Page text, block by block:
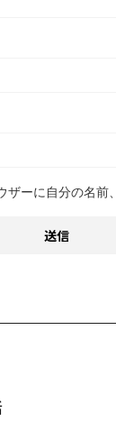
ーに自分の名前